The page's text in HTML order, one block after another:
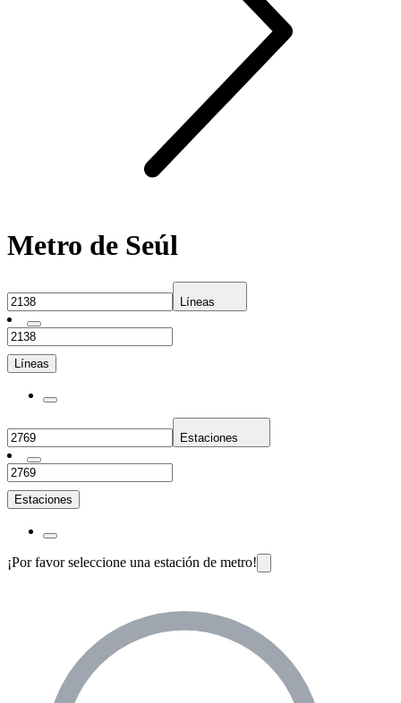
Metro de Seúl
Líneas
Líneas
Estaciones
Estaciones
¡Por favor seleccione una estación de metro!